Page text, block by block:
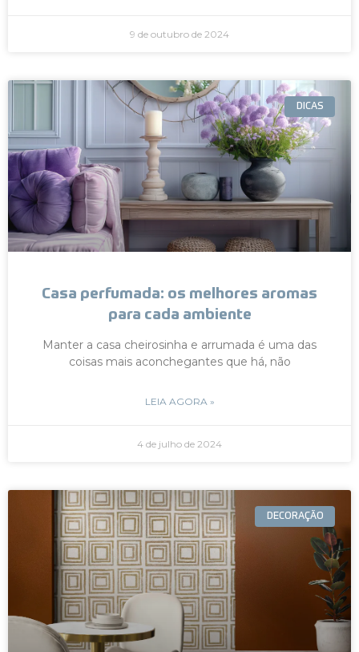
9 de outubro de 2024
DICAS
Casa perfumada: os melhores aromas
para cada ambiente
Manter a casa cheirosinha e arrumada é uma das
coisas mais aconchegantes que há, não
LEIA AGORA »
4 de julho de 2024
DECORAÇÃO